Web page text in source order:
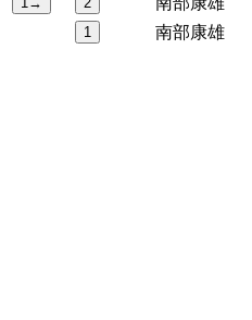
南部康雄